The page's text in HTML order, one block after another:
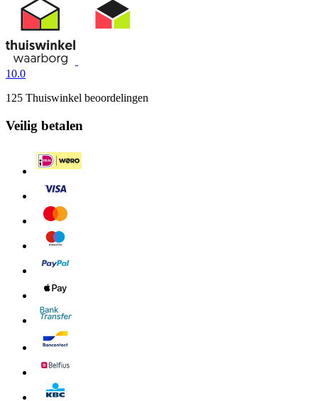
10.0
125 Thuiswinkel beoordelingen
Veilig betalen